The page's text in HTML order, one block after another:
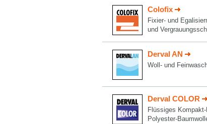
Colofix
Fixier- und
und
Derval AN
Woll- und
Derval COLOR
Flüssiges
Polyester-